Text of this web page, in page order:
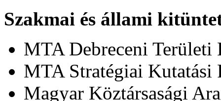
Szakmai és állami
MTA Debreceni
MTA Stratégiai Kutatási
Magyar Köztársasági